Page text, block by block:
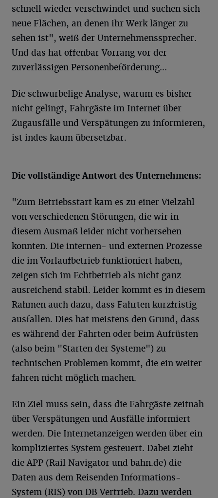
schnell wieder verschwindet und suchen sich
neue Flächen, an denen ihr Werk länger zu
sehen ist", weiß der Unternehmenssprecher.
Und das hat offenbar Vorrang vor der
zuverlässigen Personenbeförderung...
Die schwurbelige Analyse, warum es bisher
nicht gelingt, Fahrgäste im Internet über
Zugausfälle und Verspätungen zu informieren,
ist indes kaum übersetzbar.
Die vollständige Antwort des Unternehmens:
"Zum Betriebsstart kam es zu einer Vielzahl
von verschiedenen Störungen, die wir in
diesem Ausmaß leider nicht vorhersehen
konnten. Die internen- und externen Prozesse
die im Vorlaufbetrieb funktioniert haben,
zeigen sich im Echtbetrieb als nicht ganz
ausreichend stabil. Leider kommt es in diesem
Rahmen auch dazu, dass Fahrten kurzfristig
ausfallen. Dies hat meistens den Grund, dass
es während der Fahrten oder beim Aufrüsten
(also beim "Starten der Systeme") zu
technischen Problemen kommt, die ein weiter
fahren nicht möglich machen.
Ein Ziel muss sein, dass die Fahrgäste zeitnah
über Verspätungen und Ausfälle informiert
werden. Die Internetanzeigen werden über ein
kompliziertes System gesteuert. Dabei zieht
die APP (Rail Navigator und bahn.de) die
Daten aus dem Reisenden Informations-
System (RIS) von DB Vertrieb. Dazu werden